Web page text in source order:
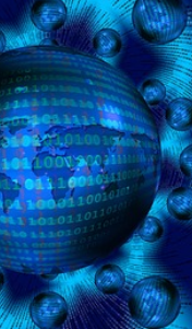
die
von
aber
mit
was die